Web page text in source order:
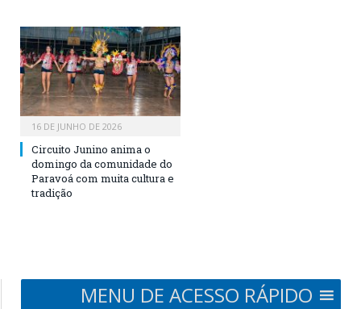
16 DE JUNHO DE 2026
Circuito Junino anima o
domingo da comunidade do
Paravoá com muita cultura e
tradição
MENU DE ACESSO RÁPIDO